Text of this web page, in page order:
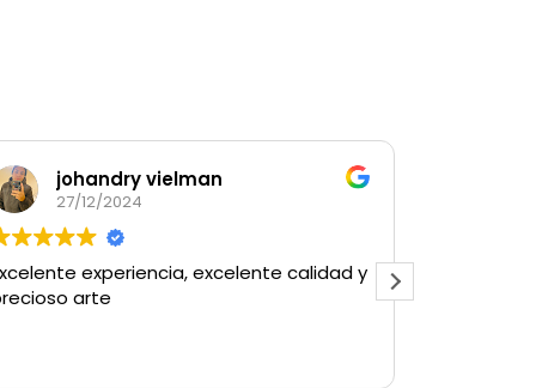
johandry vielman
27/12/2024
experiencia, excelente calidad y
arte